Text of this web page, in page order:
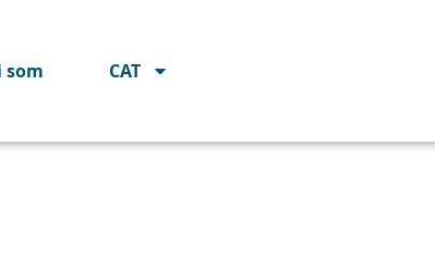
som CAT